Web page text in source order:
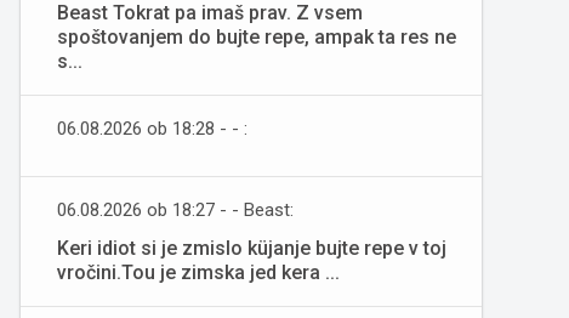
Beast Tokrat pa imaš prav. Z vsem
spoštovanjem do bujte repe, ampak ta res ne
s...
06.08.2026 ob 18:28 - - :
06.08.2026 ob 18:27 - - Beast:
Keri idiot si je zmislo küjanje bujte repe v toj
vročini.Tou je zimska jed kera ...